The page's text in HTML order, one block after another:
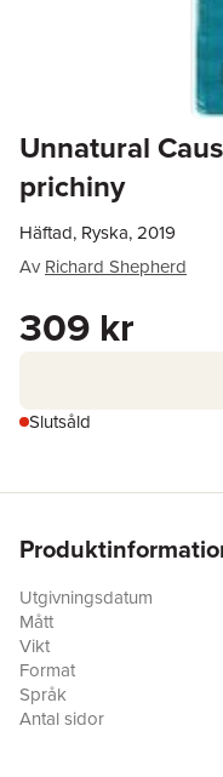
Unnatural
prichiny
Häftad, Ryska, 2019
Av Richard Shepherd
309 kr
Slutsåld
Utgivningsdatum
Mått
Vikt
Format
Språk
Antal sidor